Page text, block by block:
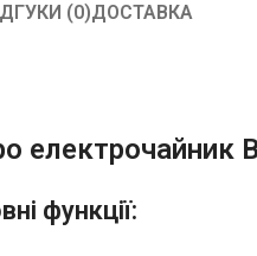
(0)ДОСТАВКА
електрочайник
функції: